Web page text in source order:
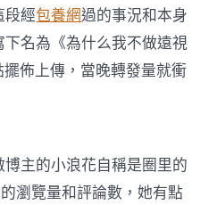
段經包養網過的事況和本身
名為《為什么我不做遠視
佈上傳，當晚轉發量就衝
主的小浪花自稱是圈里的
瀏覽量和評論數，她有點